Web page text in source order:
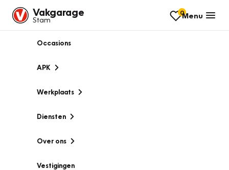
Vakgarage
Stam
0Menu
Occasions
APK
Werkplaats
Diensten
Over ons
Vestigingen